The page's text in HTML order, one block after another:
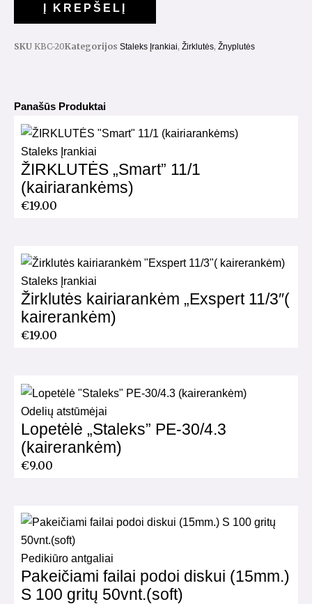
Į KREPŠELĮ
SKU KBC-20Kategorijos Staleks Įrankiai, Žirklutės, Žnyplutės
Panašūs Produktai
Staleks Įrankiai
ŽIRKLUTĖS „Smart” 11/1
(kairiarankėms)
€19.00
Staleks Įrankiai
Žirklutės kairiarankėm „Exspert 11/3″(
kairerankėm)
€19.00
Odelių atstūmėjai
Lopetėlė „Staleks” PE-30/4.3
(kairerankėm)
€9.00
Pedikiūro antgaliai
Pakeičiami failai podoi diskui (15mm.)
S 100 gritų 50vnt.(soft)